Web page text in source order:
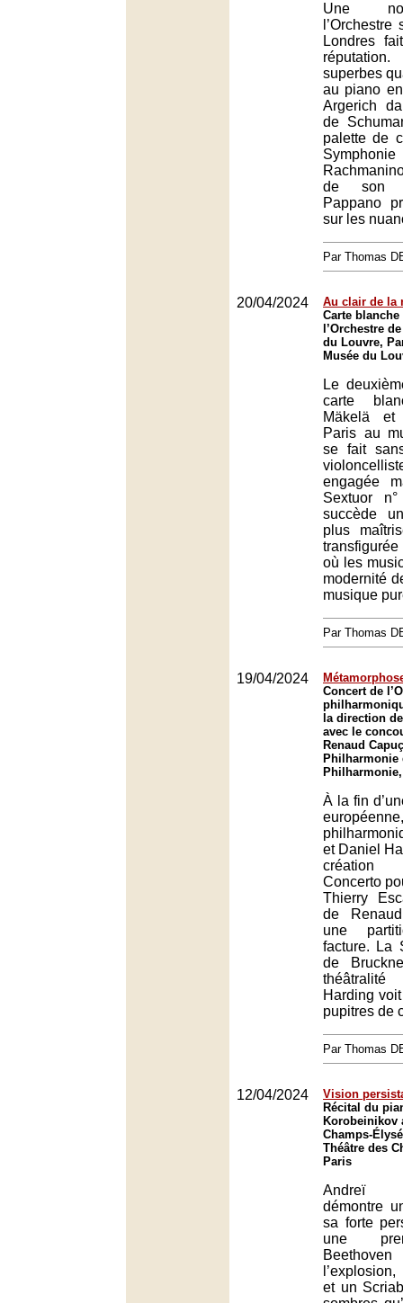
Une
Londres
superbes
au piano
Argerich
de
palette de
de son
Pappano
sur les
Par Thomas
20/04/2024
Au clair de la
Carte blanche
l’Orchestre
du Louvre,
Musée du
Le
carte
Mäkelä et
Paris au
se fait
engagée
Sextuor
succède
plus
où les
modernité
musique
Par Thomas
19/04/2024
Concert de
la direction
avec le
Renaud
Philharmonie
À la fin
et Daniel
création
Concerto
Thierry
de
une
facture. La
de
Harding
pupitres de
Par Thomas
12/04/2024
Vision
Récital du
Korobeinikov
Champs-
Théâtre des
Paris
Andreï
démontre
sa forte
une
et un